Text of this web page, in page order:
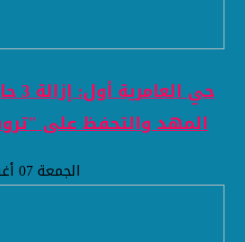
حي
المهد والتحفظ على
الجمعة 07 أغسطس 2026 03:41 مساءً